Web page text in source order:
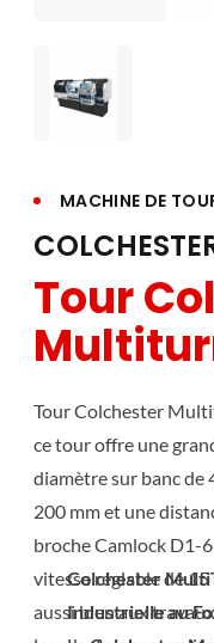
MACHINE DE
Tour
Tour Colchester
ce tour offre une
diamètre sur banc de
200 mm et une
broche Camlock D1-
vitesse réglable de
aussi bien aux
Colchester
Industrielle au